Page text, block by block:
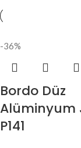
-36%
Bordo Düz
Alüminyum
P141